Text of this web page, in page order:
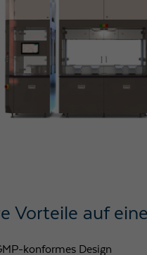
Vorteile auf
konformes Design